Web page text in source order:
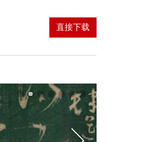
直接下载